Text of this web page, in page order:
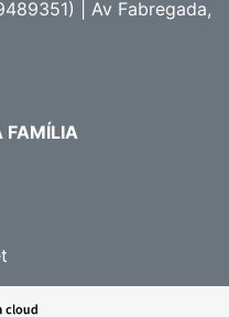
| Av Fabregada,
FAMÍLIA